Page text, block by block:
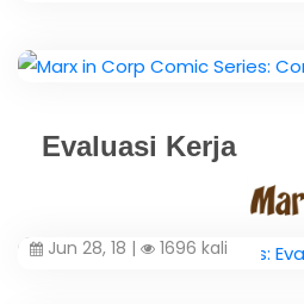
Evaluasi Kerja
Jun 28, 18 | 1696 kali